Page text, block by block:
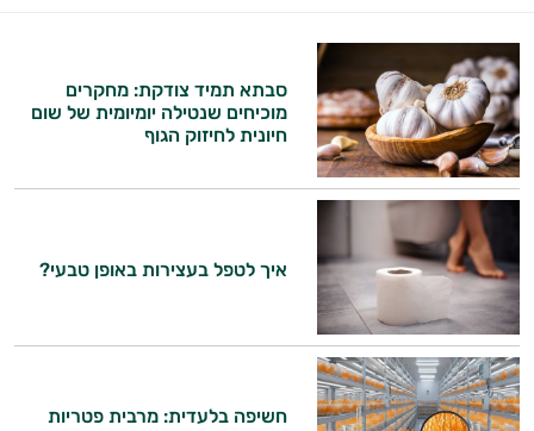
פיברומיאלגיה
ערמונית - פרוסטטה
קנדידה
ריכוז ומיקוד
שיפור הזיכרון
שלד ומפרקים
סבתא תמיד צודקת: מחקרים
מוכיחים שנטילה יומיומית של שום
חיונית לחיזוק הגוף
איך לטפל בעצירות באופן טבעי?
חשיפה בלעדית: מרבית פטריות
אני יועץ הבריאות האישי AI של טבע בריא.
התשובות שלי מבוססות על מאגרי מידע קליניים
וספרות מקצועית בתחומי הרפואה הטבעית
ותזונת הספורט.
אני כאן כדי לעזור לך להתאים את תוספי